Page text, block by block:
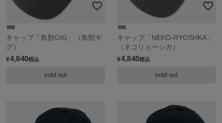
キャップ「鳥獣GIG」（鳥獣ギ
グ）
¥4,840税込
sold out
キャップ「NEKO-RYOSHKA」
（ネコリョーシカ）
¥4,840税込
sold out